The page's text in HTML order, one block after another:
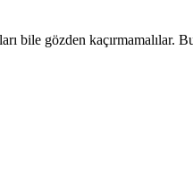
bile gözden kaçırmamalılar.